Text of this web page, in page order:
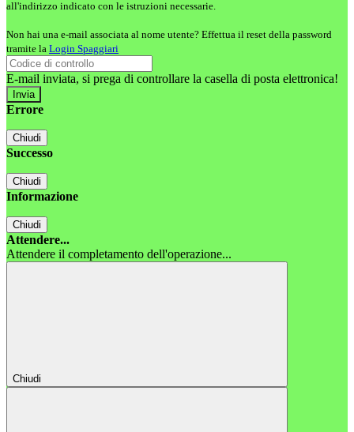
all'indirizzo indicato con le istruzioni necessarie.
Non hai una e-mail associata al nome utente? Effettua il reset della password
tramite la Login Spaggiari
E-mail inviata, si prega di controllare la casella di posta elettronica!
Errore
Chiudi
Successo
Chiudi
Informazione
Chiudi
Attendere...
Attendere il completamento dell'operazione...
Chiudi